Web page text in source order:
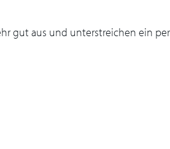
gut aus und unterstreichen ein